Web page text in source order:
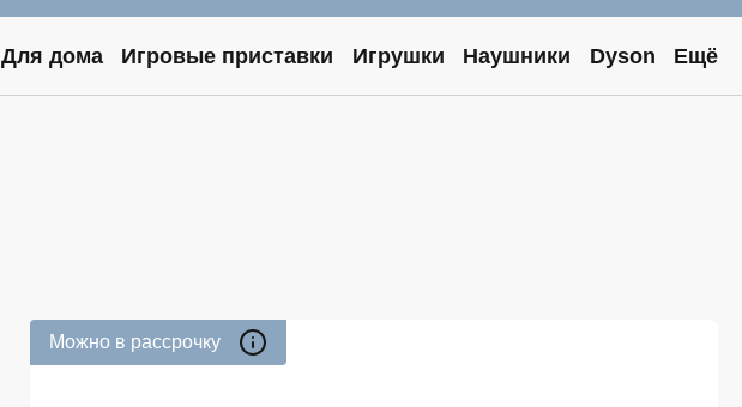
Для дома Игровые приставки Игрушки Наушники Dyson Ещё
Можно в рассрочку